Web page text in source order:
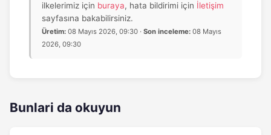
ilkelerimiz için buraya, hata bildirimi için İletişim
sayfasına bakabilirsiniz.
Üretim:08 Mayıs 2026, 09:30 · Son inceleme:08 Mayıs
2026, 09:30
Bunlari da okuyun